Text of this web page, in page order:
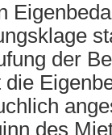
der
des